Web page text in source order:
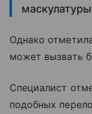
Однако
может вызвать
Специалист
подобных